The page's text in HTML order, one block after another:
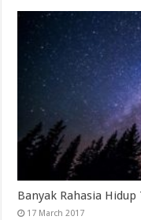
Banyak Rahasia
17 March 2017